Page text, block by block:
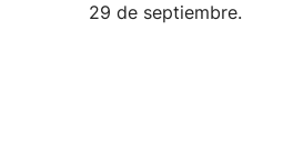
29 de septiembre.